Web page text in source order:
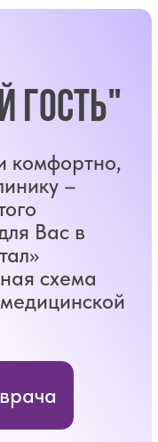
приём